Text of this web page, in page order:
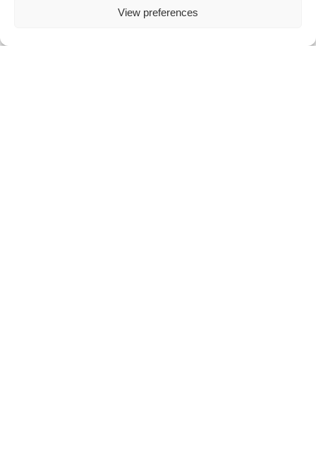
View preferences
En de instellingen kunnen op afstand worden